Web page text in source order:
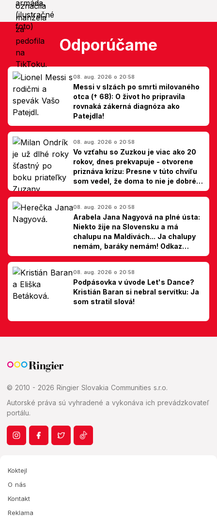
Odporúčame
08. aug. 2026 o 20:58
Messi v slzách po smrti milovaného
otca († 68): O život ho pripravila
rovnaká zákerná diagnóza ako
Patejdla!
08. aug. 2026 o 20:58
Vo vzťahu so Zuzkou je viac ako 20
rokov, dnes prekvapuje - otvorene
priznáva krízu: Presne v túto chvíľu
som vedel, že doma to nie je dobré,
hovorí Milan Ondrík
08. aug. 2026 o 20:58
Arabela Jana Nagyová na plné ústa:
Niekto žije na Slovensku a má
chalupu na Maldivách... Ja chalupy
nemám, baráky nemám! Odkaz
Slovákom
08. aug. 2026 o 20:58
Podpásovka v úvode Let's Dance?
Kristián Baran si nebral servítku: Ja
som stratil slová!
© 2010 - 2026 Ringier Slovakia Communities s.r.o.
Autorské práva sú vyhradené a vykonáva ich prevádzkovateľ
portálu.
Koktejl
O nás
Kontakt
Reklama